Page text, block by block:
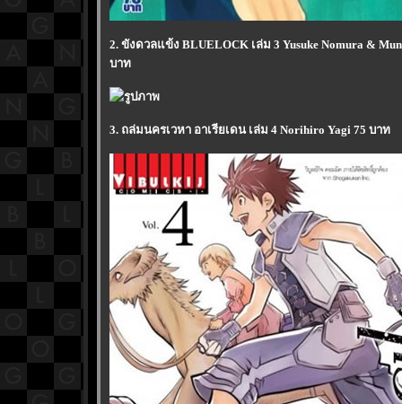
2. ขังดวลแข้ง BLUELOCK เล่ม 3 Yusuke Nomura &
บาท
3. ถล่มนครเวหา อาเรียเดน เล่ม 4 Norihiro Yagi 75 บาท